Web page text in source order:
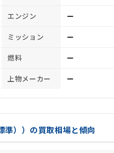
エンジン ー
ミッション ー
燃料 ー
上物メーカー ー
準））の買取相場と傾向